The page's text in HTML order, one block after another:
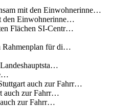
mit den Einwohnerinne…
den Einwohnerinne…
Flächen SI-Centr…
Rahmenplan für di…
auch zur Fahrr…
auch zur Fahrr…
zur Fahrr…